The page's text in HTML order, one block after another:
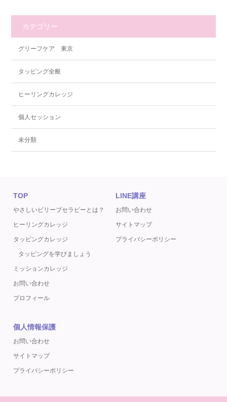
カテゴリー
グリーフケア 東京
タッピング全般
ヒーリングカレッジ
個人セッション
未分類
TOP
やさしいビリーブセラピーとは？
ヒーリングカレッジ
タッピングカレッジ
タッピングを学びましょう
ミッションカレッジ
お問い合わせ
プロフィール
LINE講座
お問い合わせ
サイトマップ
プライバシーポリシー
個人情報保護
お問い合わせ
サイトマップ
プライバシーポリシー